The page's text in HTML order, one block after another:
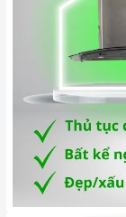
Hệ thống đèn
cho công việc
Máy sử dụng
đẩy ra ngoài
năng khử mùi
trong phòng